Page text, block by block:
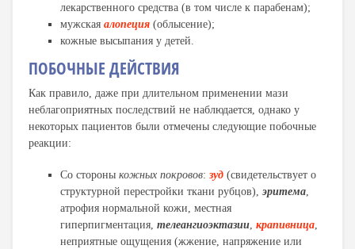
лекарственного средства (в том числе к парабенам);
мужская алопеция (облысение);
кожные высыпания у детей.
ПОБОЧНЫЕ ДЕЙСТВИЯ
Как правило, даже при длительном применении мази
неблагоприятных последствий не наблюдается, однако у
некоторых пациентов были отмечены следующие побочные
реакции:
Со стороны кожных покровов: зуд (свидетельствует о
структурной перестройки ткани рубцов),эритема,
атрофия нормальной кожи, местная
гиперпигментация, телеангиоэктазии, крапивница,
неприятные ощущения (жжение, напряжение или